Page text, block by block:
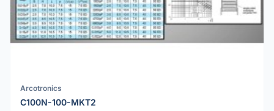
Arcotronics
C100N-100-MKT2